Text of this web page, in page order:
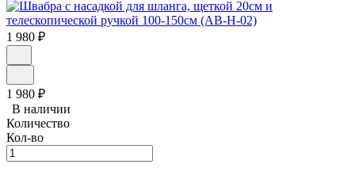
1 980 ₽
1 980 ₽
В наличии
Количество
Кол-во